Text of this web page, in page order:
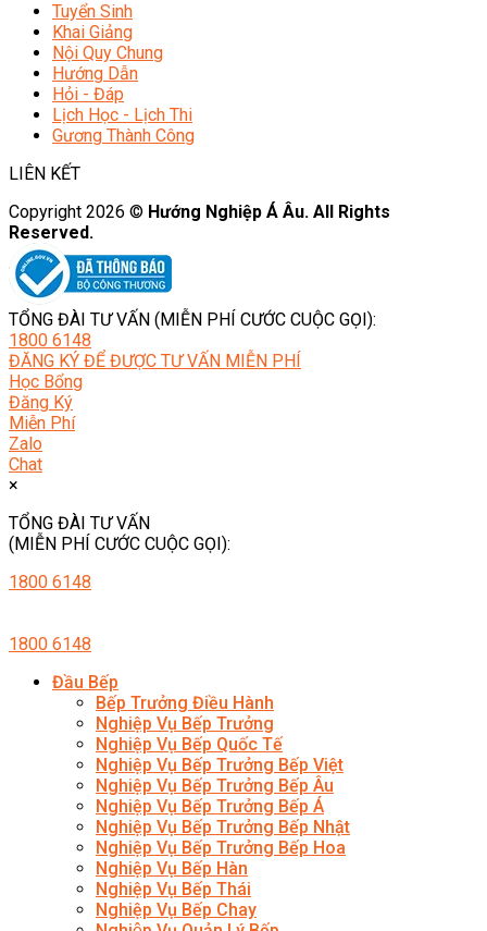
Tuyển Sinh
Khai Giảng
Nội Quy Chung
Hướng Dẫn
Hỏi - Đáp
Lịch Học - Lịch Thi
Gương Thành Công
LIÊN KẾT
Copyright 2026 © Hướng Nghiệp Á Âu. All Rights
Reserved.
TỔNG ĐÀI TƯ VẤN (MIỄN PHÍ CƯỚC CUỘC GỌI):
1800 6148
ĐĂNG KÝ ĐỂ ĐƯỢC TƯ VẤN MIỄN PHÍ
Học Bổng
Đăng Ký
Miễn Phí
Zalo
Chat
×
TỔNG ĐÀI TƯ VẤN
(MIỄN PHÍ CƯỚC CUỘC GỌI):
1800 6148
1800 6148
Đầu Bếp
Bếp Trưởng Điều Hành
Nghiệp Vụ Bếp Trưởng
Nghiệp Vụ Bếp Quốc Tế
Nghiệp Vụ Bếp Trưởng Bếp Việt
Nghiệp Vụ Bếp Trưởng Bếp Âu
Nghiệp Vụ Bếp Trưởng Bếp Á
Nghiệp Vụ Bếp Trưởng Bếp Nhật
Nghiệp Vụ Bếp Trưởng Bếp Hoa
Nghiệp Vụ Bếp Hàn
Nghiệp Vụ Bếp Thái
Nghiệp Vụ Bếp Chay